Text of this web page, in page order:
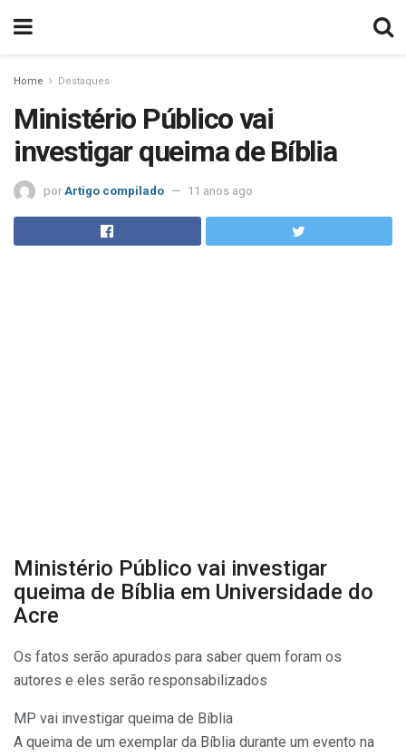
Home Destaques
Ministério Público vai
investigar queima de Bíblia
por Artigo compilado 11 anos ago
Ministério Público vai investigar
queima de Bíblia em Universidade do
Acre
Os fatos serão apurados para saber quem foram os
autores e eles serão responsabilizados
MP vai investigar queima de Bíblia
A queima de um exemplar da Bíblia durante um evento na